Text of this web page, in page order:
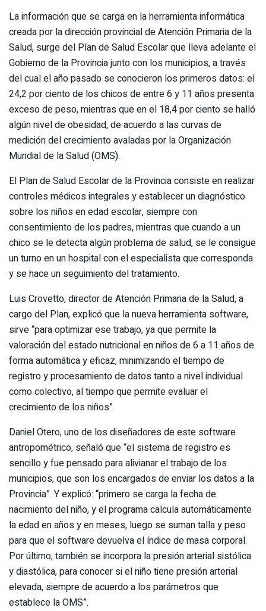
La información que se carga en la herramienta informática
creada por la dirección provincial de Atención Primaria de la
Salud, surge del Plan de Salud Escolar que lleva adelante el
Gobierno de la Provincia junto con los municipios, a través
del cual el año pasado se conocieron los primeros datos: el
24,2 por ciento de los chicos de entre 6 y 11 años presenta
exceso de peso, mientras que en el 18,4 por ciento se halló
algún nivel de obesidad, de acuerdo a las curvas de
medición del crecimiento avaladas por la Organización
Mundial de la Salud (OMS).
El Plan de Salud Escolar de la Provincia consiste en realizar
controles médicos integrales y establecer un diagnóstico
sobre los niños en edad escolar, siempre con
consentimiento de los padres, mientras que cuando a un
chico se le detecta algún problema de salud, se le consigue
un turno en un hospital con el especialista que corresponda
y se hace un seguimiento del tratamiento.
Luis Crovetto, director de Atención Primaria de la Salud, a
cargo del Plan, explicó que la nueva herramienta software,
sirve “para optimizar ese trabajo, ya que permite la
valoración del estado nutricional en niños de 6 a 11 años de
forma automática y eficaz, minimizando el tiempo de
registro y procesamiento de datos tanto a nivel individual
como colectivo, al tiempo que permite evaluar el
crecimiento de los niños”.
Daniel Otero, uno de los diseñadores de este software
antropométrico, señaló que “el sistema de registro es
sencillo y fue pensado para alivianar el trabajo de los
municipios, que son los encargados de enviar los datos a la
Provincia”. Y explicó: “primero se carga la fecha de
nacimiento del niño, y el programa calcula automáticamente
la edad en años y en meses, luego se suman talla y peso
para que el software devuelva el índice de masa corporal.
Por último, también se incorpora la presión arterial sistólica
y diastólica, para conocer si el niño tiene presión arterial
elevada, siempre de acuerdo a los parámetros que
establece la OMS”.